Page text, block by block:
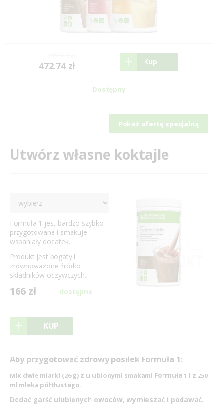
472.74 zł Kup
Dostępny
Pokaż ofertę specjalną
Utwórz własne koktajle
Formuła 1 jest bardzo szybko
przygotowane i smakuje
wspaniały dodatek.
Produkt jest bogaty i
zrównoważone źródło
składników odżywczych.
166 zł dostępne
KUP
Aby przygotować zdrowy posiłek Formuła 1:
Mix dwie miarki (26 g) z ulubionymi smakami Formuła 1 i z 250
ml mleka półtłustego.
Dodać garść ulubionych owoców, wymieszać i podawać.